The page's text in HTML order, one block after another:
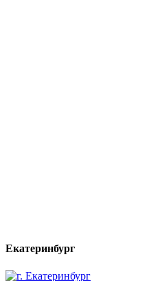
Екатеринбург